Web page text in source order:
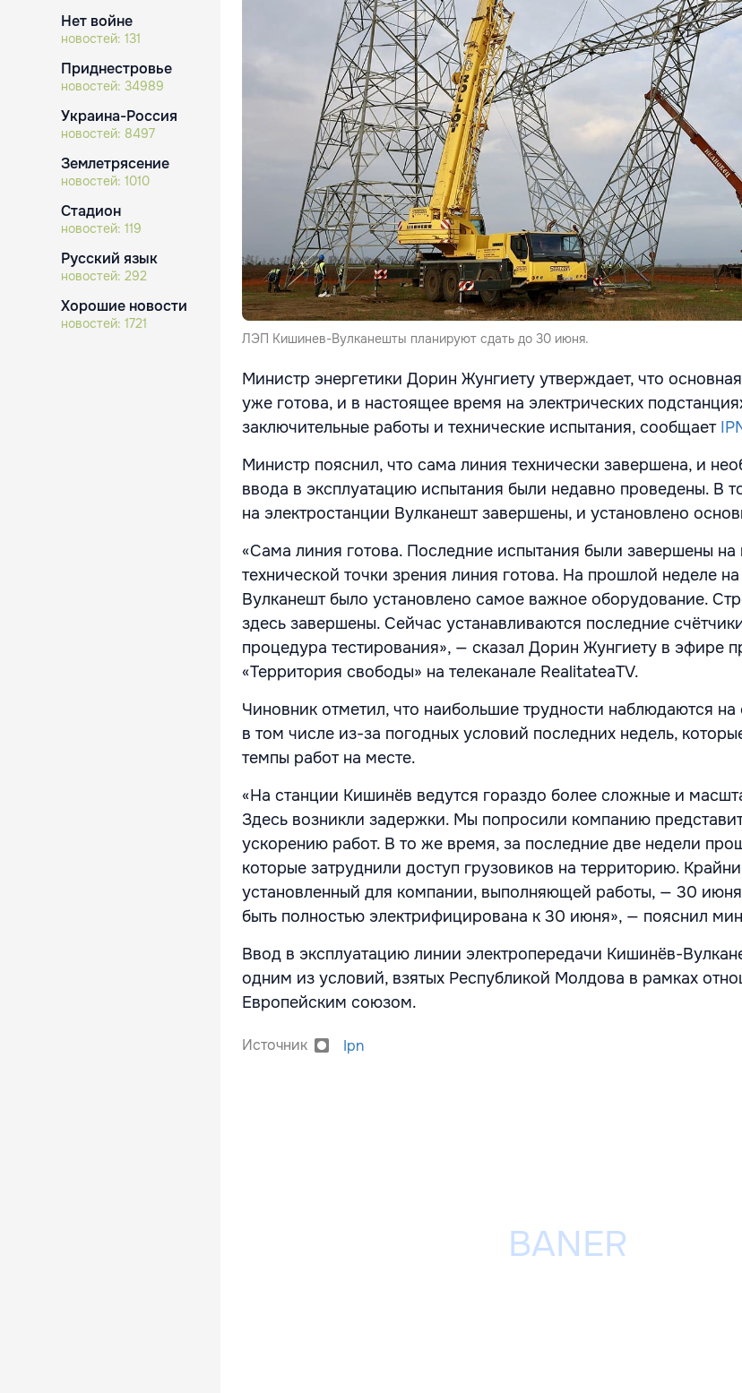
Нет войне
новостей: 131
Приднестровье
новостей: 34989
Украина-Россия
новостей: 8497
Землетрясение
новостей: 1010
Стадион
новостей: 119
Русский язык
новостей: 292
Хорошие новости
новостей: 1721
ЛЭП Кишинев-Вулканешты планируют сдать до 30 июня.
Министр энергетики Дорин Жунгиету утверждает, что
уже готова, и в настоящее время на электрических
заключительные работы и технические испытания, сообщает
Министр пояснил, что сама линия технически завершена, и
ввода в эксплуатацию испытания были недавно проведены. В
на электростанции Вулканешт завершены, и установлено
«Сама линия готова. Последние испытания были завершены
технической точки зрения линия готова. На прошлой неделе
Вулканешт было установлено самое важное оборудование.
здесь завершены. Сейчас устанавливаются последние
процедура тестирования», — сказал Дорин Жунгиету в эфире
«Территория свободы» на телеканале RealitateaTV.
Чиновник отметил, что наибольшие трудности наблюдаются
в том числе из-за погодных условий последних недель,
темпы работ на месте.
«На станции Кишинёв ведутся гораздо более сложные и
Здесь возникли задержки. Мы попросили компанию
ускорению работ. В то же время, за последние две недели
которые затруднили доступ грузовиков на территорию.
установленный для компании, выполняющей работы, — 30
быть полностью электрифицирована к 30 июня», — пояснил
Ввод в эксплуатацию линии электропередачи Кишинёв-
одним из условий, взятых Республикой Молдова в рамках
Европейским союзом.
Источник Ipn